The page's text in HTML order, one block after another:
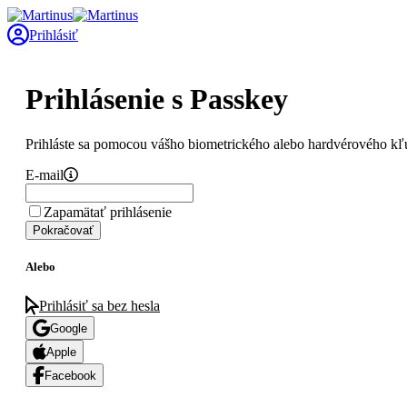
Prihlásiť
Prihlásenie s Passkey
Prihláste sa pomocou vášho biometrického alebo hardvérového
E-mail
Zapamätať prihlásenie
Pokračovať
Alebo
Prihlásiť sa bez hesla
Google
Apple
Facebook